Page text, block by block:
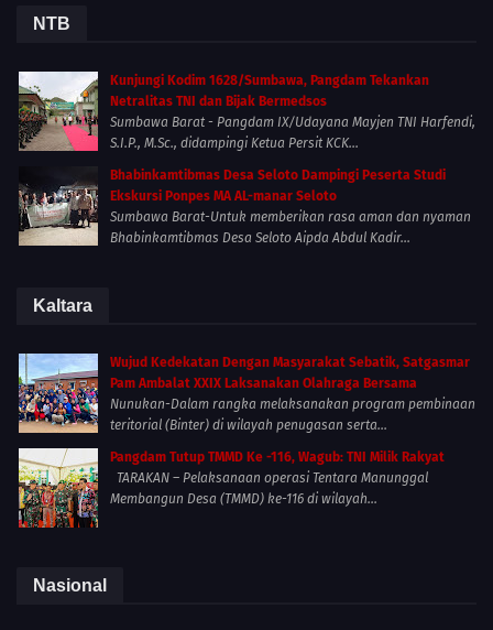
NTB
Kunjungi Kodim 1628/Sumbawa, Pangdam Tekankan
Netralitas TNI dan Bijak Bermedsos
Sumbawa Barat - Pangdam IX/Udayana Mayjen TNI Harfendi,
S.I.P., M.Sc., didampingi Ketua Persit KCK...
Bhabinkamtibmas Desa Seloto Dampingi Peserta Studi
Ekskursi Ponpes MA AL-manar Seloto
Sumbawa Barat-Untuk memberikan rasa aman dan nyaman
Bhabinkamtibmas Desa Seloto Aipda Abdul Kadir...
Kaltara
Wujud Kedekatan Dengan Masyarakat Sebatik, Satgasmar
Pam Ambalat XXIX Laksanakan Olahraga Bersama
Nunukan-Dalam rangka melaksanakan program pembinaan
teritorial (Binter) di wilayah penugasan serta...
Pangdam Tutup TMMD Ke -116, Wagub: TNI Milik Rakyat
TARAKAN – Pelaksanaan operasi Tentara Manunggal
Membangun Desa (TMMD) ke-116 di wilayah...
Nasional